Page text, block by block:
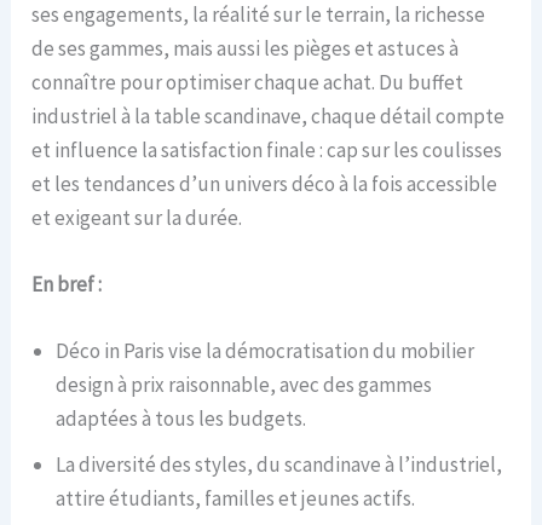
ses engagements, la réalité sur le terrain, la richesse
de ses gammes, mais aussi les pièges et astuces à
connaître pour optimiser chaque achat. Du buffet
industriel à la table scandinave, chaque détail compte
et influence la satisfaction finale : cap sur les coulisses
et les tendances d’un univers déco à la fois accessible
et exigeant sur la durée.
En bref :
Déco in Paris vise la démocratisation du mobilier
design à prix raisonnable, avec des gammes
adaptées à tous les budgets.
La diversité des styles, du scandinave à l’industriel,
attire étudiants, familles et jeunes actifs.